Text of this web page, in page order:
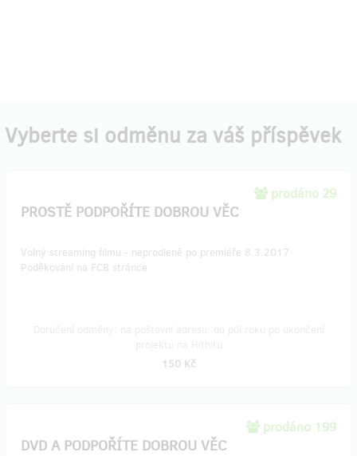
Vyberte si odměnu za váš příspěvek
prodáno 29
PROSTĚ PODPOŘÍTE DOBROU VĚC
Volný streaming filmu - neprodleně po premiéře 8.3.2017
Poděkování na FCB stránce
150 Kč
prodáno 199
DVD A PODPOŘÍTE DOBROU VĚC